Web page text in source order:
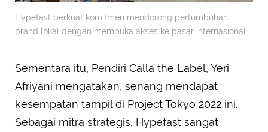
Hypefast perkuat komitmen mendorong pertumbuhan
brand lokal dengan membuka akses ke pasar internasional
Sementara itu, Pendiri Calla the Label, Yeri
Afriyani mengatakan, senang mendapat
kesempatan tampil di Project Tokyo 2022 ini.
Sebagai mitra strategis, Hypefast sangat